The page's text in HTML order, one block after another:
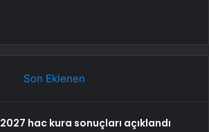
Son Eklenen
2027 hac kura sonuçları açıklandı